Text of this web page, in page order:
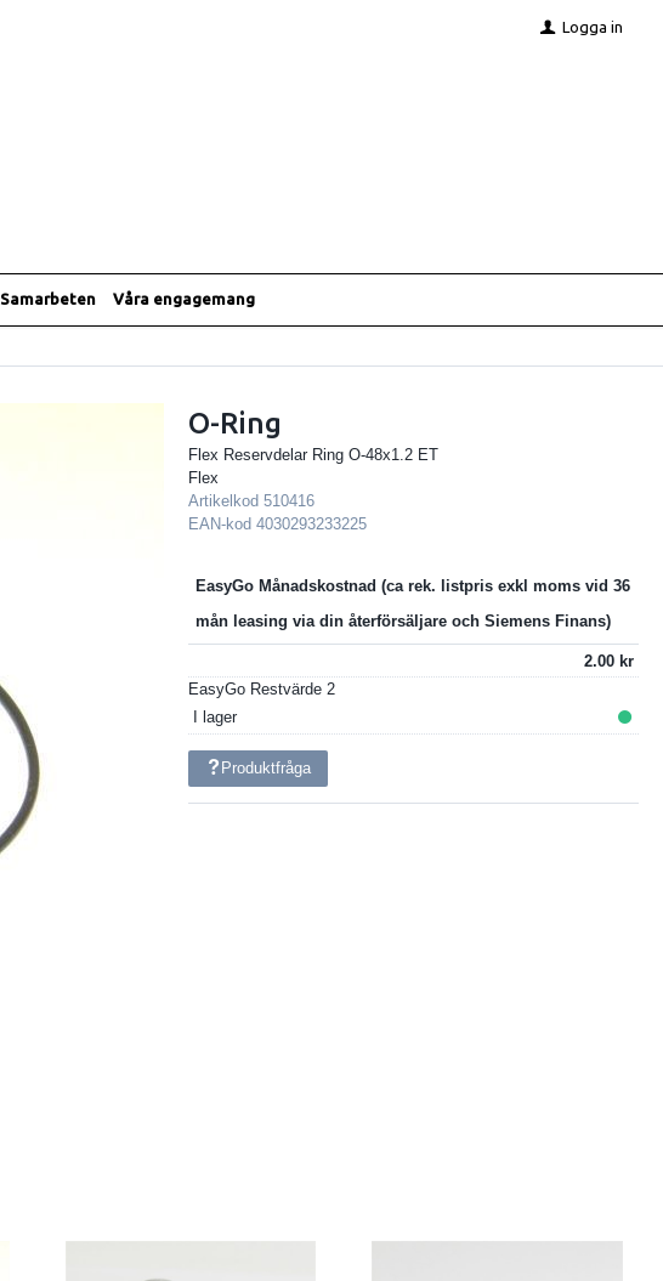
Logga in
Samarbeten Våra engagemang
O-Ring
Flex Reservdelar Ring O-48x1.2 ET
Flex
Artikelkod510416
EAN-kod4030293233225
EasyGo Månadskostnad
2.00
EasyGo Restvärde2
I lager
Produktfråga